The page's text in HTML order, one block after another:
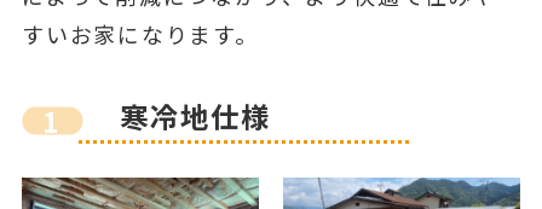
すいお家になります。
1 寒冷地仕様